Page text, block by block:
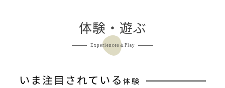
【眺望】目の前に広がる穏やかな久美浜湾、専用テラスに
体験・遊ぶ
Experiences＆Play
いま注目されている 体験